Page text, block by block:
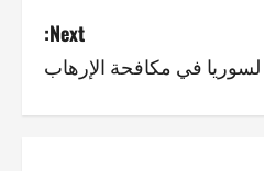
Next:
لسوريا في مكافحة الإرهاب